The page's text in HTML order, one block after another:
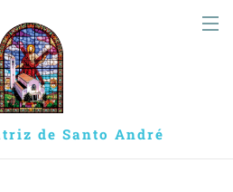
de Santo André